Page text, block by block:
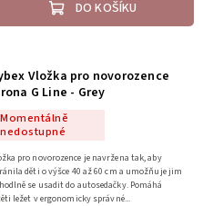
DO KOŠÍKU
Vložka pro novorozence
G Line - Grey
Momentálně
nedostupné
pro novorozence je navržena tak, aby
děti o výšce 40 až 60 cm a umožňuje jim
se usadit do autosedačky. Pomáhá
ležet v ergonomicky správné...